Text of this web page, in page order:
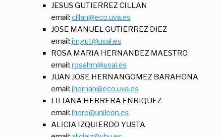
JESUS GUTIERREZ CILLAN
email: cillan@eco.uva.es
JOSE MANUEL GUTIERREZ DIEZ
email: jmgut@usal.es
ROSA MARIA HERNANDEZ MAESTRO
email: rosahm@usal.es
JUAN JOSE HERNANGOMEZ BARAHONA
email: jhernan@eco.uva.es
LILIANA HERRERA ENRIQUEZ
email: lhere@unileon.es
ALICIA IZQUIERDO YUSTA